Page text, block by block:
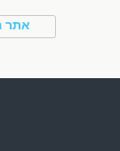
אתר